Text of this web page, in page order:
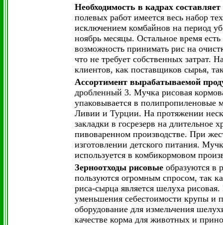
Необходимость в кадрах
полевых работ имеется весь набор
исключением комбайнов на период
ноябрь месяцы. Остальное время
возможность принимать рис на
что не требует собственных затрат.
клиентов, как поставщиков сырья,
Ассортимент вырабатываемой
дробленный 3. Мучка рисовая
упаковывается в
Ливии и Турции. На протяжении
закладки в госрезерв на
пивоваренном производстве. При
изготовлении детского питания.
используется в комбикормовом
Зерноотходы рисовыеобразуются в
пользуются огромным спросом, так
риса-сырца является шелуха
уменьшения себестоимости крупы и
оборудование для измельчения
качестве корма для животных и